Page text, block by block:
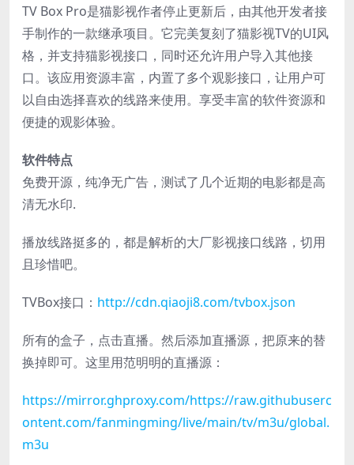
TV Box Pro是猫影视作者停止更新后，由其他开发者接
手制作的一款继承项目。它完美复刻了猫影视TV的UI风
格，并支持猫影视接口，同时还允许用户导入其他接
口。该应用资源丰富，内置了多个观影接口，让用户可
以自由选择喜欢的线路来使用。享受丰富的软件资源和
便捷的观影体验。
软件特点
免费开源，纯净无广告，测试了几个近期的电影都是高
清无水印.
播放线路挺多的，都是解析的大厂影视接口线路，切用
且珍惜吧。
TVBox接口： http://cdn.qiaoji8.com/tvbox.json
所有的盒子，点击直播。然后添加直播源，把原来的替
换掉即可。这里用范明明的直播源：
https://mirror.ghproxy.com/https://raw.githubuserc
ontent.com/fanmingming/live/main/tv/m3u/global.
m3u